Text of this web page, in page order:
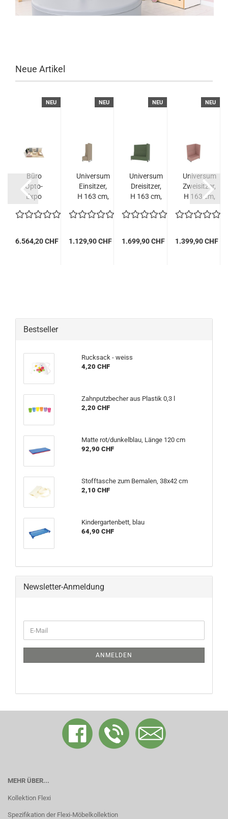
Neue Artikel
NEU
Büro
Opto-
Expo
6.564,20 CHF
NEU
Universum
Einsitzer,
H 163 cm,
Lehne,...
1.129,90 CHF
NEU
Universum
Dreisitzer,
H 163 cm,
Lehne,...
1.699,90 CHF
NEU
Universum
Zweisitzer,
H 163 cm,
Lehne,...
1.399,90 CHF
Bestseller
Rucksack - weiss
4,20 CHF
Zahnputzbecher aus Plastik 0,3 l
2,20 CHF
Matte rot/dunkelblau, Länge 120 cm
92,90 CHF
Stofftasche zum Bemalen, 38x42 cm
2,10 CHF
Kindergartenbett, blau
64,90 CHF
Newsletter-Anmeldung
ZUR
E-
Mail
ANMELDEN
MEHR ÜBER...
Kollektion Flexi
Spezifikation der Flexi-Möbelkollektion